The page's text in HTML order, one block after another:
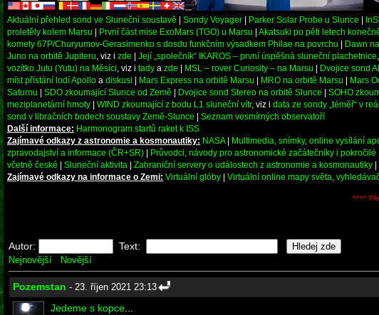
Aktuální přehled sond ve Sluneční soustavě Sondy Voyager Parker Solar Probe u Slunce
proletěly kolem Marsu
První část mise ExoMars (TGO) u Marsu Akatsuki po pěti letech
komety 67P/Churyumov-Gerasimenko s dosdu funkčním výsadkem Philae na povrchu
Dawn
Juno na orbitě Jupiteru , viz i zde Její „společník“ IKAROS – první úspěšná sluneční plachetnice
vozítko Jutu (Yutu) na Měsíci , viz i tady a zde MSL – rover Curiosity – na Marsu Dvojice sond
míst přístání lodí Apollo a diskusi Mars Express na orbitě Marsu MRO na orbitě Marsu Mars
Saturnu
SDO zkoumající Slunce od Země Dvojice sond Stereo na orbitě Slunce SOHO
meziplanetární hmoty
WIND zkoumající z bodu L1 sluneční vítr, viz i data ze sondy „téměř“ v
sond v libračních bodech soustavy Země-Slunce
Seznam vesmírných observatoří
Další informace: Harmonogram startů raket k ISS
Zajímavé odkazy z astronomie a kosmonautiky: NASA| Multimedia, snímky, online vysílání
zpravodajství a informace (ČR+SR)
Průvodci, návody pro astronomické začátečníky i pokročilé
včetně české
Sluneční aktivita Zahraniční servery o událostech z astronomie a kosmonautiky
Zajímavé odkazy na informace o Zemi: Virtuální glóby Virtuální online mapy světa,
^^^^
Autor: Text:
Nejnovější Novější
Pozemstan - 23. říjen 2021 23:13
Jedeme s kopce...